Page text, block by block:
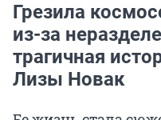
Грезила
из-за
трагичная
Лизы Новак